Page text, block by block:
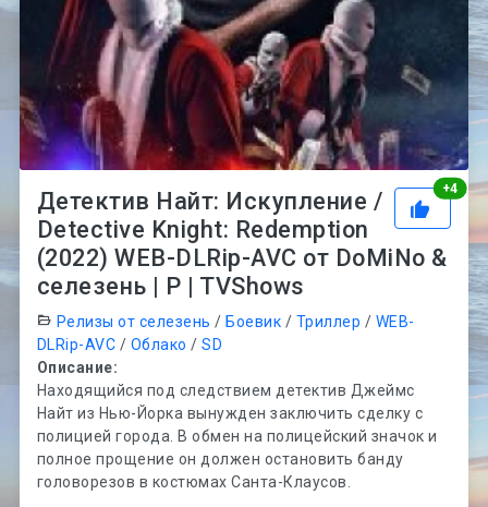
+4
Детектив Найт: Искупление /
Detective Knight: Redemption
(2022) WEB-DLRip-AVC от DoMiNo &
селезень | P | TVShows
Релизы от селезень / Боевик / Триллер / WEB-
DLRip-AVC / Облако /SD
Описание:
Находящийся под следствием детектив Джеймс
Найт из Нью-Йорка вынужден заключить сделку с
полицией города. В обмен на полицейский значок и
полное прощение он должен остановить банду
головорезов в костюмах Санта-Клаусов.